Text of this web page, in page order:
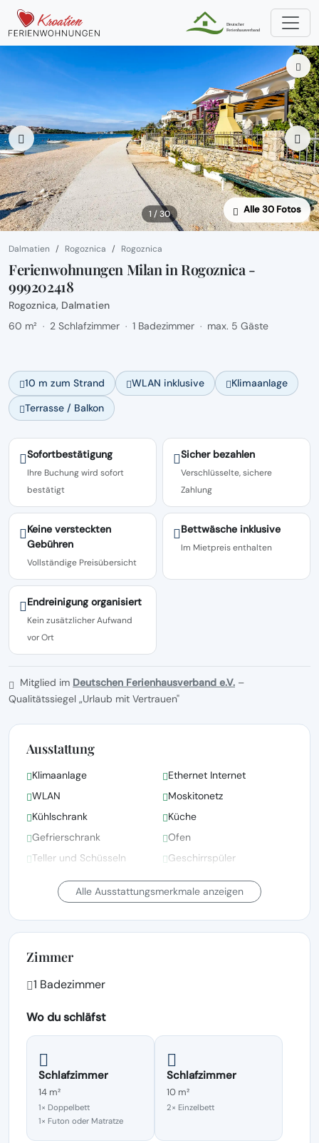
1 / 30 Alle 30 Fotos
Dalmatien Rogoznica Rogoznica
Ferienwohnungen Milan in Rogoznica -
999202418
Rogoznica, Dalmatien
60 m² · 2 Schlafzimmer · 1 Badezimmer · max. 5 Gäste
10 m zum Strand WLAN inklusive
Klimaanlage
Terrasse / Balkon
Sofortbestätigung
Ihre Buchung wird sofort
bestätigt
Sicher bezahlen
Verschlüsselte, sichere
Zahlung
Keine versteckten
Gebühren
Vollständige Preisübersicht
Bettwäsche inklusive
Im Mietpreis enthalten
Endreinigung organisiert
Kein zusätzlicher Aufwand
vor Ort
Mitglied im Deutschen Ferienhausverband e.V. –
Qualitätssiegel „Urlaub mit Vertrauen"
Ausstattung
Klimaanlage
Ethernet Internet
WLAN
Moskitonetz
Kühlschrank
Küche
Gefrierschrank
Ofen
Teller und Schüsseln
Geschirrspüler
Körperseife
Garten-/Außendusche
Alle Ausstattungsmerkmale anzeigen
Zimmer
1 Badezimmer
Wo du schläfst
Schlafzimmer
14 m²
1× Doppelbett
1× Futon oder Matratze
Schlafzimmer
10 m²
2× Einzelbett